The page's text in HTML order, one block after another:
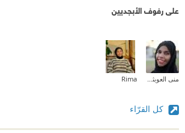
على رفوف الأبجديين
Rima
كل القرّاء